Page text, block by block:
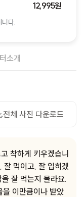
소개
전체 사진 다운로드
사진 다운로드
착하게 키우겠습니
잘 먹이고, 잘 입히겠
잘 먹는지 몰라요.
이만큼이나 받았
12,995원
다.